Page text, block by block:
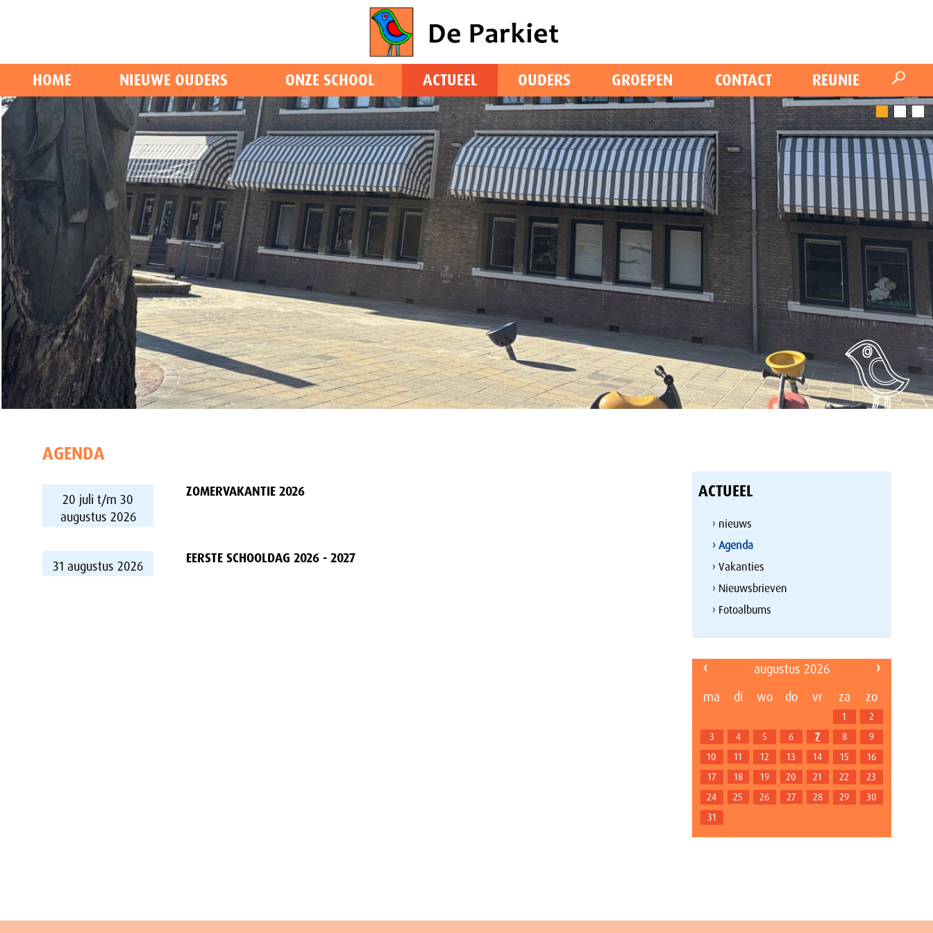
HOME NIEUWE OUDERS ONZE SCHOOL ACTUEEL OUDERS GROEPEN CONTACT REUNIE
AGENDA
20 juli t/m 30
augustus 2026
ZOMERVAKANTIE 2026
31 augustus 2026 EERSTE SCHOOLDAG 2026 - 2027
ACTUEEL
› nieuws
› Agenda
› Vakanties
› Nieuwsbrieven
› Fotoalbums
‹ ›
augustus 2026
ma
di wo do vr za zo
1
2
3
4 5 6 7 8
9
10
11 12 13 14 15
16
17
18 19 20 21 22
23
24
25 26 27 28 29
30
31